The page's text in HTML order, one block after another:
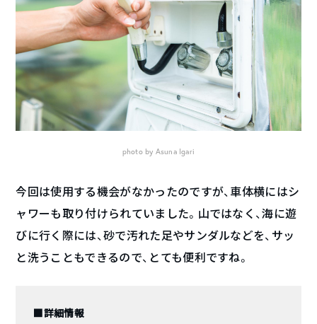
photo by Asuna Igari
今回は使用する機会がなかったのですが、車体横にはシ
ャワーも取り付けられていました。山ではなく、海に遊
びに行く際には、砂で汚れた足やサンダルなどを、サッ
と洗うこともできるので、とても便利ですね。
■詳細情報